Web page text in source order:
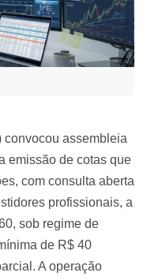
convocou assembleia
emissão de cotas que
com consulta aberta
profissionais, a
sob regime de
de R$ 40
A operação